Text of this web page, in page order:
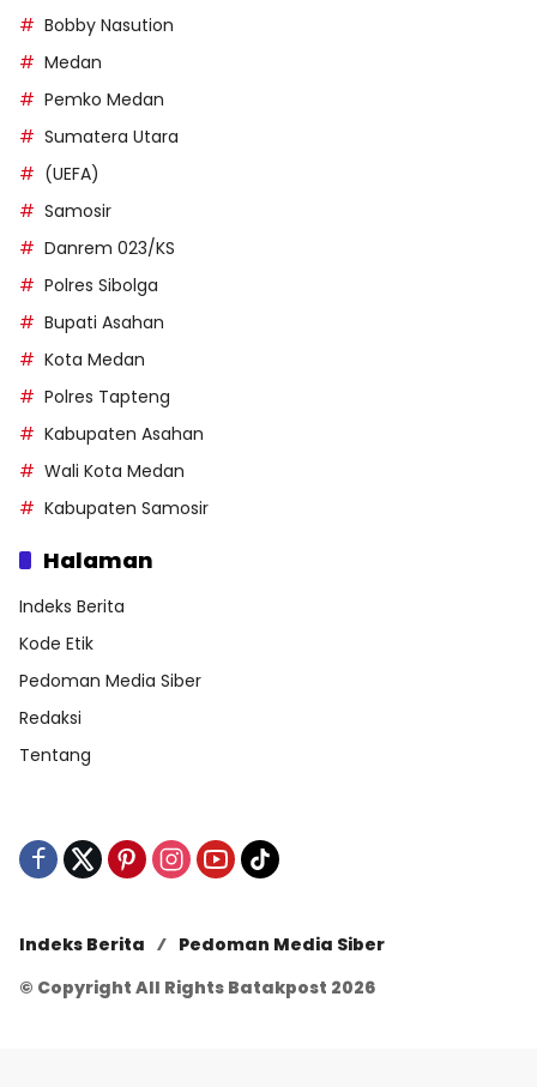
Bobby Nasution
Medan
Pemko Medan
Sumatera Utara
(UEFA)
Samosir
Danrem 023/KS
Polres Sibolga
Bupati Asahan
Kota Medan
Polres Tapteng
Kabupaten Asahan
Wali Kota Medan
Kabupaten Samosir
Halaman
Indeks Berita
Kode Etik
Pedoman Media Siber
Redaksi
Tentang
Indeks Berita
Pedoman Media Siber
© Copyright All Rights Batakpost 2026